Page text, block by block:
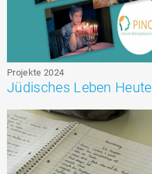
Projekte 2024
Jüdisches Leben Heute